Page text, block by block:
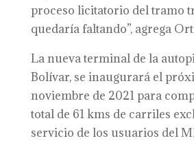
proceso licitatorio del tramo
quedaría faltando”, agrega
La nueva terminal de la
Bolívar, se inaugurará el
noviembre de 2021 para
total de 61 kms de carriles
servicio de los usuarios del